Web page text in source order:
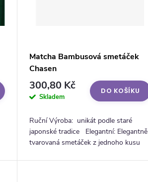
Matcha Bambusová smetáček
Chasen
300,80 Kč
Skladem
DO KOŠÍKU
Ruční Výroba: unikát podle staré
japonské tradice Elegantní: Elegantně
tvarovaná smetáček z jednoho kusu